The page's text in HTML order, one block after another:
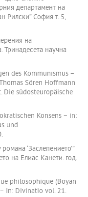
департамент на
Рилски” София т. 5,
на
Тринадесета научна
des Kommunismus –
Sören Hoffmann
Die südosteuropäische
Konsens – in:
und
‘Заслепението’”
на Елиас Канети. год.
philosophique (Boyan
In: Divinatio vol. 21.